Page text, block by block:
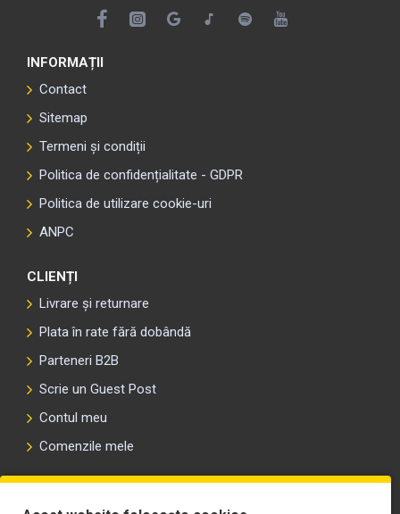
INFORMAȚII
Contact
Sitemap
Termeni și condiții
Politica de confidențialitate - GDPR
Politica de utilizare cookie-uri
ANPC
CLIENȚI
Livrare și returnare
Plata în rate fără dobândă
Parteneri B2B
Scrie un Guest Post
Contul meu
Comenzile mele